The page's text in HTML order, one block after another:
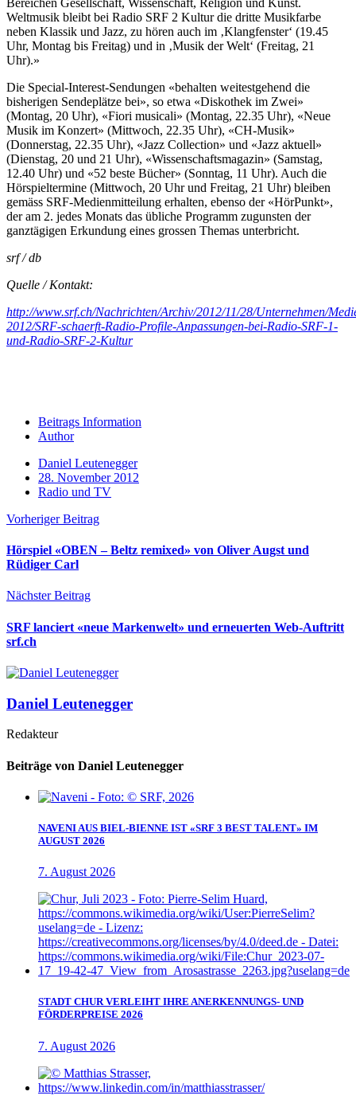
Weltmusik bleibt bei Radio SRF 2 Kultur die dritte Musikfarbe
neben Klassik und Jazz, zu hören auch im ‚Klangfenster‘ (19.45
Uhr, Montag bis Freitag) und in ‚Musik der Welt‘ (Freitag, 21
Uhr).»
Die Special-Interest-Sendungen «behalten weitestgehend die
bisherigen Sendeplätze bei», so etwa «Diskothek im Zwei»
(Montag, 20 Uhr), «Fiori musicali» (Montag, 22.35 Uhr), «Neue
Musik im Konzert» (Mittwoch, 22.35 Uhr), «CH-Musik»
(Donnerstag, 22.35 Uhr), «Jazz Collection» und «Jazz aktuell»
(Dienstag, 20 und 21 Uhr), «Wissenschaftsmagazin» (Samstag,
12.40 Uhr) und «52 beste Bücher» (Sonntag, 11 Uhr). Auch die
Hörspieltermine (Mittwoch, 20 Uhr und Freitag, 21 Uhr) bleiben
gemäss SRF-Medienmitteilung erhalten, ebenso der «HörPunkt»,
der am 2. jedes Monats das übliche Programm zugunsten der
ganztägigen Erkundung eines grossen Themas unterbricht.
srf / db
Quelle / Kontakt:
http://www.srf.ch/Nachrichten/Archiv/2012/11/28/Unternehmen/
2012/SRF-schaerft-Radio-Profile-Anpassungen-bei-Radio-SRF-1-
und-Radio-SRF-2-Kultur
Beitrags Information
Author
Daniel Leutenegger
28. November 2012
Radio und TV
Vorheriger Beitrag
Hörspiel «OBEN – Beltz remixed» von Oliver Augst und
Rüdiger Carl
Nächster Beitrag
SRF lanciert «neue Markenwelt» und erneuerten Web-Auftritt
srf.ch
Daniel Leutenegger
Redakteur
Beiträge von Daniel Leutenegger
NAVENI AUS BIEL-BIENNE IST «SRF 3 BEST TALENT» IM
AUGUST 2026
7. August 2026
STADT CHUR VERLEIHT IHRE ANERKENNUNGS- UND
FÖRDERPREISE 2026
7. August 2026